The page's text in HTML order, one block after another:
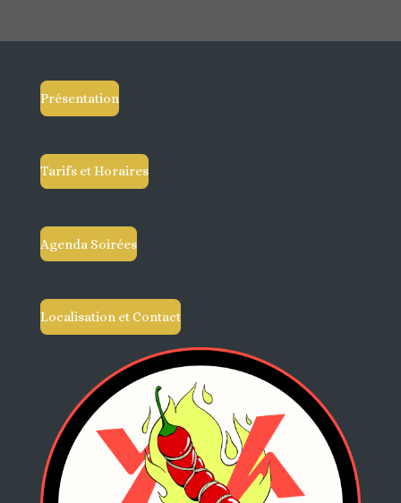
Présentation
Tarifs et Horaires
Agenda Soirées
Localisation et Contact